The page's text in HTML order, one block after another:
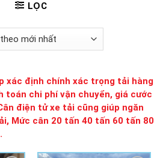
LỌC
xác định chính xác trọng tải hàng
toán chi phí vận chuyển, giá cước
điện tử xe tải cũng giúp ngăn
Mức cân 20 tấn 40 tấn 60 tấn 80